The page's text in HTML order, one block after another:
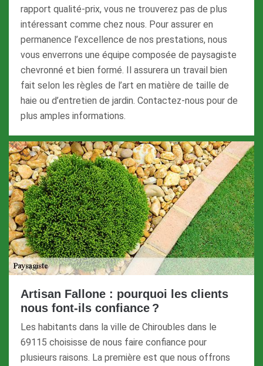
rapport qualité-prix, vous ne trouverez pas de plus
intéressant comme chez nous. Pour assurer en
permanence l’excellence de nos prestations, nous
vous enverrons une équipe composée de paysagiste
chevronné et bien formé. Il assurera un travail bien
fait selon les règles de l’art en matière de taille de
haie ou d’entretien de jardin. Contactez-nous pour de
plus amples informations.
Artisan Fallone : pourquoi les clients
nous font-ils confiance ?
Les habitants dans la ville de Chiroubles dans le
69115 choisisse de nous faire confiance pour
plusieurs raisons. La première est que nous offrons